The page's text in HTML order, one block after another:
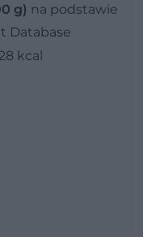
g) na podstawie
Database
kcal